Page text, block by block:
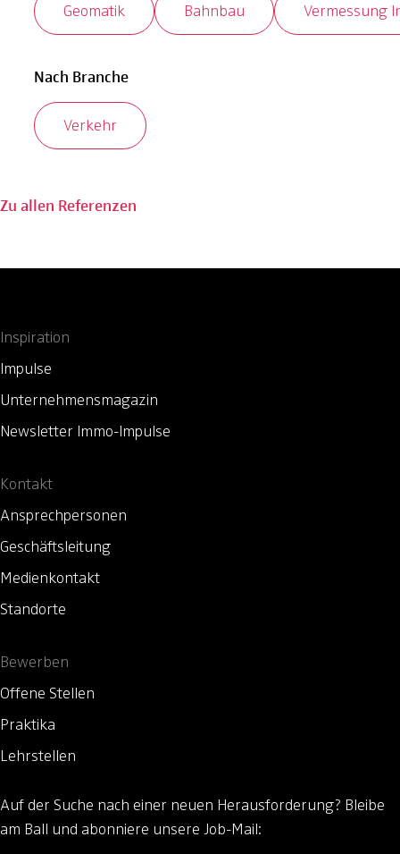
Geomatik Bahnbau Vermessung
Nach Branche
Verkehr
Zu allen Referenzen
Inspiration
Impulse
Unternehmensmagazin
Newsletter Immo-Impulse
Kontakt
Ansprechpersonen
Geschäftsleitung
Medienkontakt
Standorte
Bewerben
Offene Stellen
Praktika
Lehrstellen
Auf der Suche nach einer neuen Herausforderung? Bleibe
am Ball und abonniere unsere Job-Mail: